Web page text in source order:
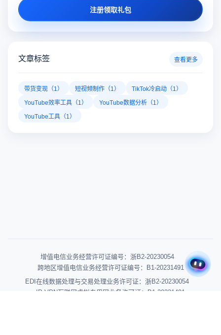
愁！云登多开浏览器凭借独立浏览器指纹、账号隔离、多开窗
对性解决登录难题，让推特X登录更稳定安全～
推特x登录 推特网页版 twitter官网入口
多账号防关联
注册领取礼包